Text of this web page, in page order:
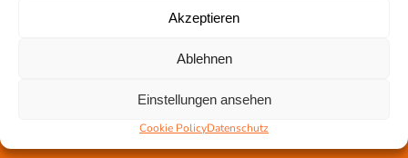
Akzeptieren
Ablehnen
Einstellungen ansehen
Cookie PolicyDatenschutz
Jetzt untertstützen!